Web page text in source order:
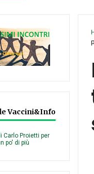
Vaccini&Info
Carlo Proietti per
po' di più